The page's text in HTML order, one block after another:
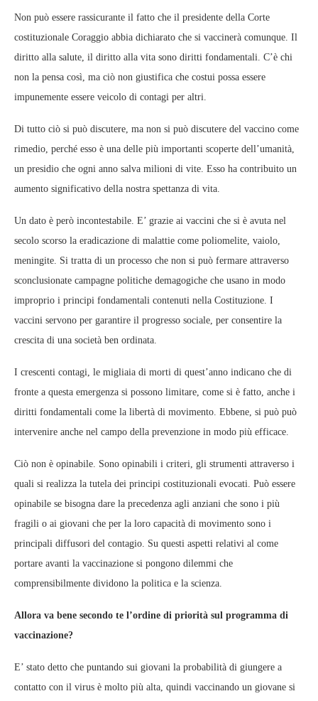
Non può essere rassicurante il fatto che il presidente della Corte
costituzionale Coraggio abbia dichiarato che si vaccinerà comunque. Il
diritto alla salute, il diritto alla vita sono diritti fondamentali. C’è chi
non la pensa così, ma ciò non giustifica che costui possa essere
impunemente essere veicolo di contagi per altri.
Di tutto ciò si può discutere, ma non si può discutere del vaccino come
rimedio, perché esso è una delle più importanti scoperte dell’umanità,
un presidio che ogni anno salva milioni di vite. Esso ha contribuito un
aumento significativo della nostra spettanza di vita.
Un dato è però incontestabile. E’ grazie ai vaccini che si è avuta nel
secolo scorso la eradicazione di malattie come poliomelite, vaiolo,
meningite. Si tratta di un processo che non si può fermare attraverso
sconclusionate campagne politiche demagogiche che usano in modo
improprio i principi fondamentali contenuti nella Costituzione. I
vaccini servono per garantire il progresso sociale, per consentire la
crescita di una società ben ordinata.
I crescenti contagi, le migliaia di morti di quest’anno indicano che di
fronte a questa emergenza si possono limitare, come si è fatto, anche i
diritti fondamentali come la libertà di movimento. Ebbene, si può può
intervenire anche nel campo della prevenzione in modo più efficace.
Ciò non è opinabile. Sono opinabili i criteri, gli strumenti attraverso i
quali si realizza la tutela dei principi costituzionali evocati. Può essere
opinabile se bisogna dare la precedenza agli anziani che sono i più
fragili o ai giovani che per la loro capacità di movimento sono i
principali diffusori del contagio. Su questi aspetti relativi al come
portare avanti la vaccinazione si pongono dilemmi che
comprensibilmente dividono la politica e la scienza.
Allora va bene secondo te l’ordine di priorità sul programma di
vaccinazione?
E’ stato detto che puntando sui giovani la probabilità di giungere a
contatto con il virus è molto più alta, quindi vaccinando un giovane si